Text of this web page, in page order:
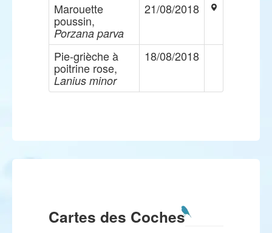
Marouette
poussin,
Porzana parva
21/08/2018
Pie-grièche à
poitrine rose,
Lanius minor
18/08/2018
Cartes des Coches